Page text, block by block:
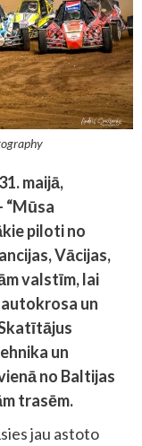
maijā,
“Mūsa
piloti no
Vācijas,
valstīm, lai
un
un
no Baltijas
trasēm.
jau astoto